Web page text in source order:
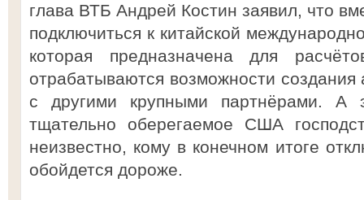
глава ВТБ Андрей Костин заявил, что
подключиться к китайской
которая предназначена для
отрабатываются возможности создания
с другими крупными партнёрами. А
тщательно оберегаемое США
неизвестно, кому в конечном итоге
обойдется дороже.